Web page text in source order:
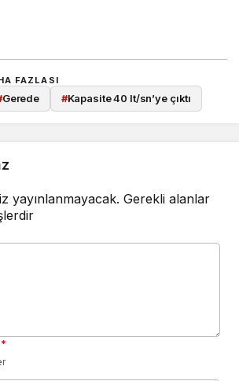
FAZLASI
Gerede #Kapasite 40 lt/sn’ye çıktı
yayınlanmayacak. Gerekli alanlar
*